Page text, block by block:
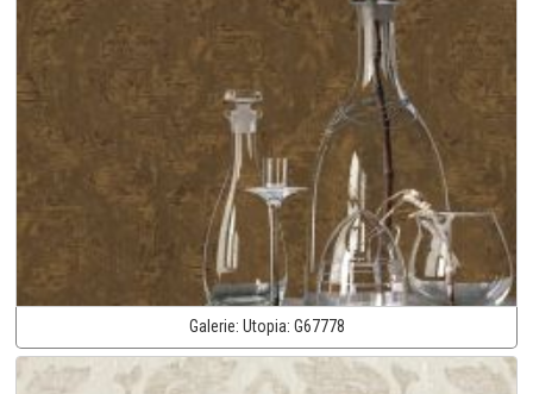
Galerie: Utopia: G67778